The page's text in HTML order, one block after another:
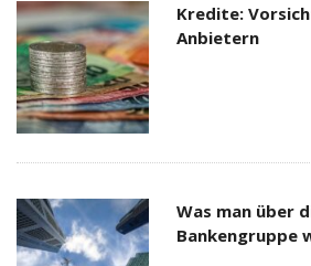
Kredite:
Anbietern
Was man über
Bankengruppe